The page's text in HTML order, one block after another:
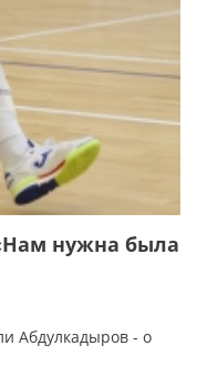
нужна была
Абдулкадыров - о